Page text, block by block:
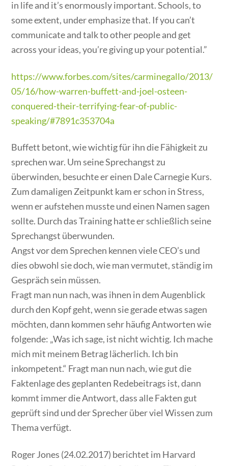
in life and it’s enormously important. Schools, to
some extent, under emphasize that. If you can’t
communicate and talk to other people and get
across your ideas, you’re giving up your potential.”
https://www.forbes.com/sites/carminegallo/2013/
05/16/how-warren-buffett-and-joel-osteen-
conquered-their-terrifying-fear-of-public-
speaking/#7891c353704a
Buffett betont, wie wichtig für ihn die Fähigkeit zu
sprechen war. Um seine Sprechangst zu
überwinden, besuchte er einen Dale Carnegie Kurs.
Zum damaligen Zeitpunkt kam er schon in Stress,
wenn er aufstehen musste und einen Namen sagen
sollte. Durch das Training hatte er schließlich seine
Sprechangst überwunden.
Angst vor dem Sprechen kennen viele CEO’s und
dies obwohl sie doch, wie man vermutet, ständig im
Gespräch sein müssen.
Fragt man nun nach, was ihnen in dem Augenblick
durch den Kopf geht, wenn sie gerade etwas sagen
möchten, dann kommen sehr häufig Antworten wie
folgende: „Was ich sage, ist nicht wichtig. Ich mache
mich mit meinem Betrag lächerlich. Ich bin
inkompetent.“ Fragt man nun nach, wie gut die
Faktenlage des geplanten Redebeitrags ist, dann
kommt immer die Antwort, dass alle Fakten gut
geprüft sind und der Sprecher über viel Wissen zum
Thema verfügt.
Roger Jones (24.02.2017) berichtet im Harvard